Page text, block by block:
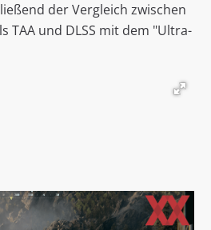
der Vergleich zwischen
TAA und DLSS mit dem "Ultra-